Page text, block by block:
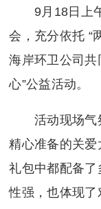
9月18日上午
会，充分依托 “
海岸环卫公司共
心”公益活动。
活动现场气
精心准备的关
礼包中都配备了
性强，也体现